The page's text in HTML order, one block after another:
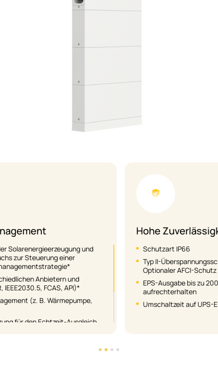
Hohe Zuverlässigkeit
Schutzart IP66
Typ II-Überspannungsschutz (SPD) auf AC&DC Seite
Optionaler AFCI-Schutz
EPS-Ausgabe bis zu 200 % über 10 Sekunden
aufrechterhalten
Umschaltzeit auf UPS-Ebene <10ms